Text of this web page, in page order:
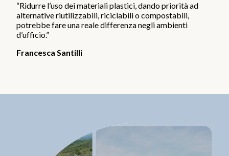
“Ridurre l’uso dei materiali plastici, dando priorità ad
alternative riutilizzabili, riciclabili o compostabili,
potrebbe fare una reale differenza negli ambienti
d’ufficio.”
Francesca Santilli